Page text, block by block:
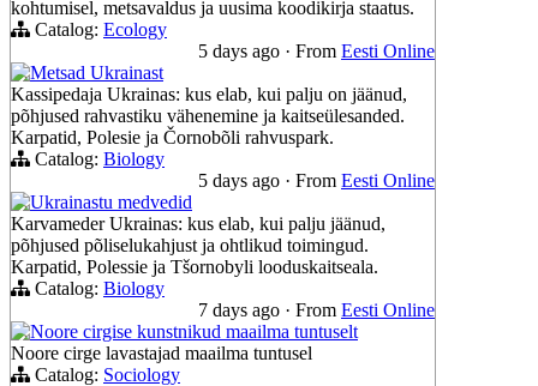
kohtumisel, metsavaldus ja uusima koodikirja staatus.
Catalog: Ecology
5 days ago · From Eesti Online
Metsad Ukrainast
Kassipedaja Ukrainas: kus elab, kui palju on jäänud,
põhjused rahvastiku vähenemine ja kaitseülesanded.
Karpatid, Polesie ja Čornobõli rahvuspark.
Catalog: Biology
5 days ago · From Eesti Online
Ukrainastu medvedid
Karvameder Ukrainas: kus elab, kui palju jäänud,
põhjused põliselukahjust ja ohtlikud toimingud.
Karpatid, Polessie ja Tšornobyli looduskaitseala.
Catalog: Biology
7 days ago · From Eesti Online
Noore cirgise kunstnikud maailma tuntuselt
Noore cirge lavastajad maailma tuntusel
Catalog: Sociology